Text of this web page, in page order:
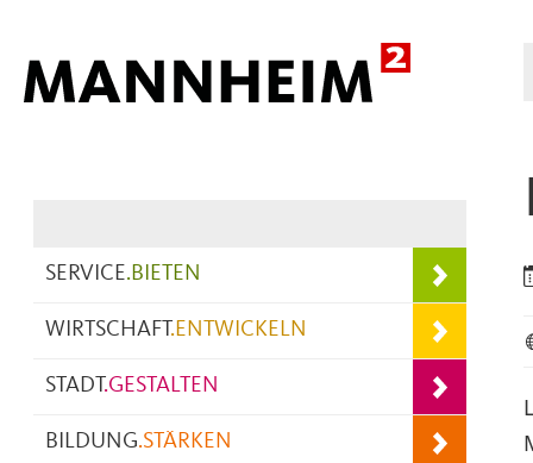
SERVICE.BIETEN
WIRTSCHAFT.ENTWICKELN
STADT.GESTALTEN
BILDUNG.STÄRKEN